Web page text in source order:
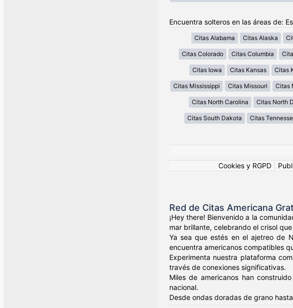
Encuentra solteros en las áreas de:
Citas Alabama Citas Alaska
Citas Colorado Citas Columbia
Citas Iowa Citas Kansas Citas
Citas Mississippi Citas Missouri Citas
Citas North Carolina Citas North
Citas South Dakota Citas
Cookies y RGPD
Red de Citas Americana
¡Hey there! Bienvenido a la
mar brillante, celebrando el crisol
Ya sea que estés en el ajetreo de
encuentra americanos compatibles
Experimenta nuestra plataforma
través de conexiones significativas.
Miles de americanos han
nacional.
Desde ondas doradas de grano